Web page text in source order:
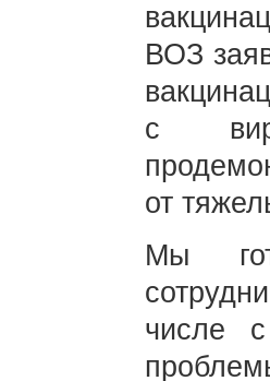
ВОЗ
с
от
Мы
числе